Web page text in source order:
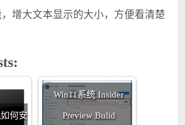
增大文本显示的大小，方便看清楚
何安
Win11系统 Insider
Preview Bulid